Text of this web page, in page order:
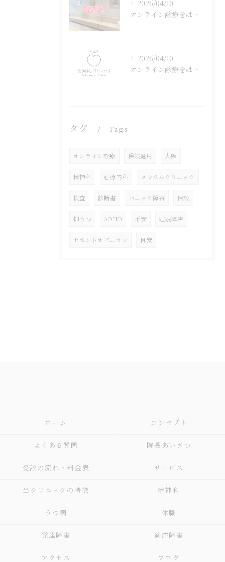
2026/04/10
オンライン診療をはじめました
2026/04/10
オンライン診療をはじめました
タグ Tags
オンライン診療 保険適用 大阪
精神科 心療内科 メンタルクリニック
検査 診断書 パニック障害 相談
抑うつ ADHD 不安 睡眠障害
セカンドオピニオン 目安
ホーム コンセプト
よくある質問 院長あいさつ
受診の流れ・料金表 サービス
当クリニックの特徴 精神科
うつ病 休職
発達障害 適応障害
アクセス ブログ